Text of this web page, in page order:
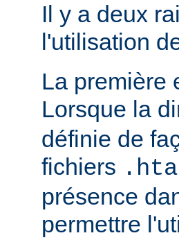
Il y a deux
l'utilisation
La première
Lorsque la
définie de
fichiers
présence
permettre